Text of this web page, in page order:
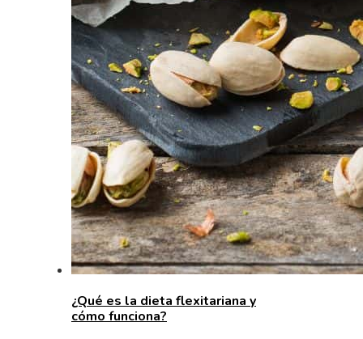
¿Qué es la dieta flexitariana y
cómo funciona?